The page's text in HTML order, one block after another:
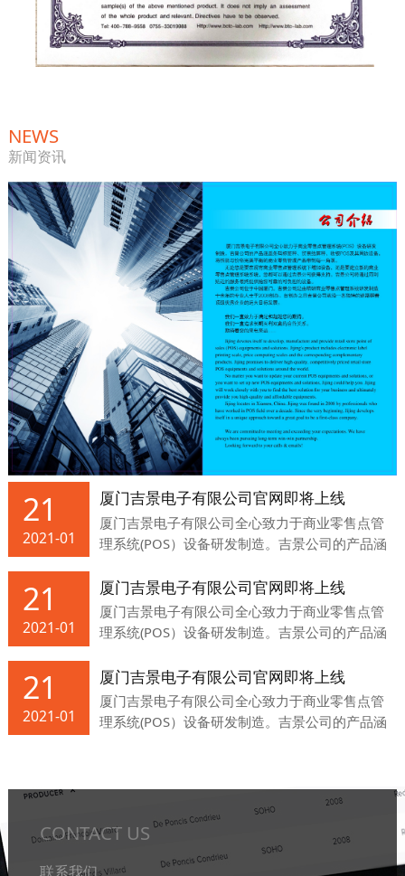
NEWS
新闻资讯
21
2021-01
厦门吉景电子有限公司官网即将上线
厦门吉景电子有限公司全心致力于商业零售点管
理系统(POS）设备研发制造。吉景公司的产品涵
设备，将性能与价格完美平衡的商业零售管理产
品带到每一角落。
21
2021-01
厦门吉景电子有限公司官网即将上线
厦门吉景电子有限公司全心致力于商业零售点管
理系统(POS）设备研发制造。吉景公司的产品涵
设备，将性能与价格完美平衡的商业零售管理产
品带到每一角落。
21
2021-01
厦门吉景电子有限公司官网即将上线
厦门吉景电子有限公司全心致力于商业零售点管
理系统(POS）设备研发制造。吉景公司的产品涵
CONTACT US
联系我们